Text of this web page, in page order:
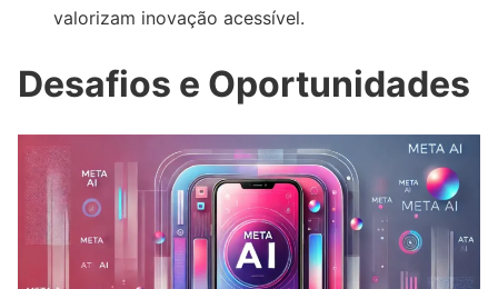
valorizam inovação acessível.
Desafios e Oportunidades